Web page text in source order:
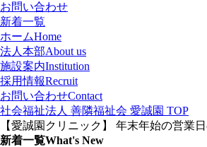
お問い合わせ
新着一覧
ホームHome
法人本部About us
施設案内Institution
採用情報Recruit
お問い合わせContact
社会福祉法人 善隣福祉会 愛誠園 TOP
【愛誠園クリニック】 年末年始の営業
新着一覧What's New